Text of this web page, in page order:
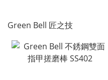
Green Bell 匠之技